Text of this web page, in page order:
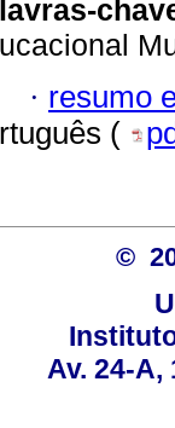
· resumo
(
©
Av. 24-A,